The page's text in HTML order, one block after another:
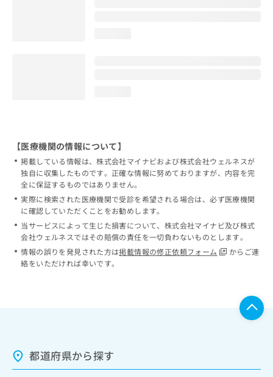
【医療機関の情報について】
掲載している情報は、株式会社マイナビおよび株式会社ウェルネスが
独自に収集したものです。正確な情報に努めておりますが、内容を完
全に保証するものではありません。
実際に検索された医療機関で受診を希望される場合は、必ず医療機関
に確認していただくことをお勧めします。
当サービスによって生じた損害について、株式会社マイナビ及び株式
会社ウェルネスではその賠償の責任を一切負わないものとします。
情報の誤りを発見された方は掲載情報の修正依頼フォーム
からご連
絡をいただければ幸いです。
都道府県から探す